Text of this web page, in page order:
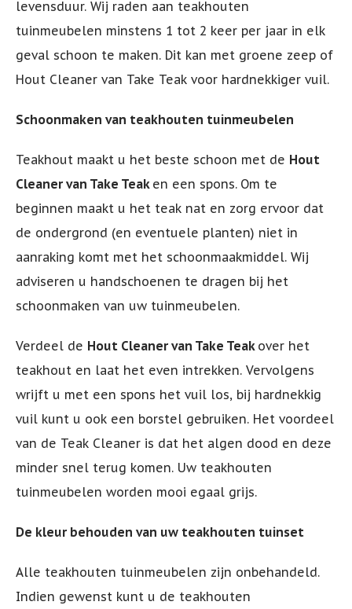
levensduur. Wij raden aan teakhouten
tuinmeubelen minstens 1 tot 2 keer per jaar in elk
geval schoon te maken. Dit kan met groene zeep of
Hout Cleaner van Take Teak voor hardnekkiger vuil.
Schoonmaken van teakhouten tuinmeubelen
Teakhout maakt u het beste schoon met de Hout
Cleaner van Take Teak en een spons. Om te
beginnen maakt u het teak nat en zorg ervoor dat
de ondergrond (en eventuele planten) niet in
aanraking komt met het schoonmaakmiddel. Wij
adviseren u handschoenen te dragen bij het
schoonmaken van uw tuinmeubelen.
Verdeel de Hout Cleaner van Take Teak over het
teakhout en laat het even intrekken. Vervolgens
wrijft u met een spons het vuil los, bij hardnekkig
vuil kunt u ook een borstel gebruiken. Het voordeel
van de Teak Cleaner is dat het algen dood en deze
minder snel terug komen. Uw teakhouten
tuinmeubelen worden mooi egaal grijs.
De kleur behouden van uw teakhouten tuinset
Alle teakhouten tuinmeubelen zijn onbehandeld.
Indien gewenst kunt u de teakhouten